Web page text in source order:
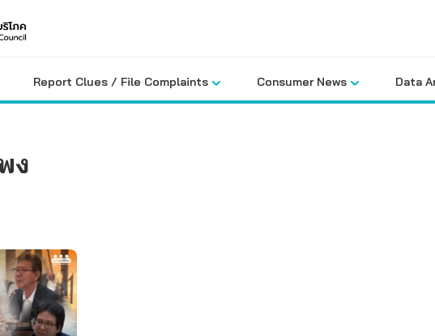
Report Clues / File Complaints Consumer News Data
ง